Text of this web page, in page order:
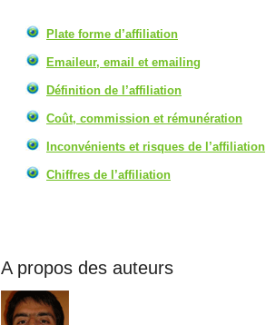
Plate forme d’affiliation
Emaileur, email et emailing
Définition de l’affiliation
Coût, commission et rémunération
Inconvénients et risques de l’affiliation
Chiffres de l’affiliation
A propos des auteurs